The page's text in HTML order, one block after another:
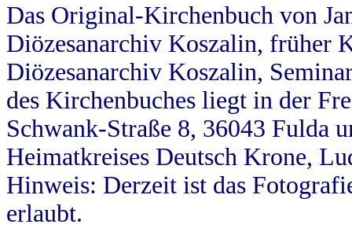
Das Original-Kirchenbuch von
Diözesanarchiv Koszalin, früher
Diözesanarchiv Koszalin,
des Kirchenbuches liegt in der
Schwank-Straße 8, 36043 Fulda
Heimatkreises Deutsch Krone,
Hinweis: Derzeit ist das
erlaubt.